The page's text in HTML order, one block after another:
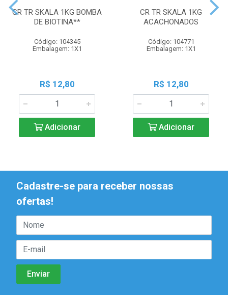
CR TR SKALA 1KG BOMBA
DE BIOTINA**
Código: 104345
Embalagem: 1X1
R$ 12,80
Adicionar
CR TR SKALA 1KG
ACACHONADOS
Código: 104771
Embalagem: 1X1
R$ 12,80
Adicionar
Cadastre-se para receber nossas
ofertas!